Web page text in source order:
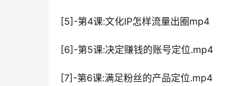
[5]-第4课:文化IP怎样流量出圈mp4
[6]-第5课:决定赚钱的账号定位.mp4
[7]-第6课:满足粉丝的产品定位.mp4